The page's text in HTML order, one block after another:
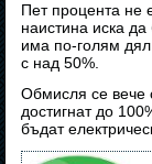
Пет процента
наистина иска
има по-голям
с над 50%.
Обмисля се вече
достигнат до
бъдат